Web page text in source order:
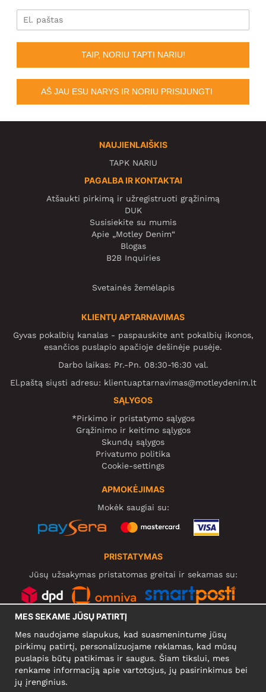
TAIP, NORIU TAPTI NARIU!
AŠ JAU ESU NARYS IR NORIU PRISIJUNGTI
NAUJIENLAIŠKIS
TAPK NARIU
PAGALBA IR KONTAKTAI
Atšaukti pirkimą ir užregistruoti grąžinimą
DUK
Susisiekite su mumis
Apie „Motley Denim“
Blogas
B2B Inquiries
Svetainės žemėlapis
KLIENTŲ APTARNAVIMAS
Gyvas pokalbių kanalas - paspauskite ant pokalbių ikonos,
esančios puslapio apačioje dešinėje pusėje.
Darbo laikas: Pr.-Pn. 08:30-16:30 val.
El.paštą siųsti adresu: klientuaptarnavimas@motleydenim.lt
SĄLYGOS
*Pirkimo ir pristatymo sąlygos
Grąžinimo ir keitimo sąlygos
Skundų sąlygos
Privatumo politika
Cookie-settings
APMOKĖJIMAS
Mokėk saugiai su:
PRISTATYMAS
Jūsų užsakymas pristatomas greitai ir sekamas su:
KOMPANIJA
MES SEKAME JŪSŲ PATIRTĮ
Mes naudojame slapukus, kad suasmenintume jūsų
pirkimų patirtį, personalizuojame reklamas, kad mūsų
puslapis būtų patikimas ir saugus. Šiam tikslui, mes
renkame informaciją apie vartotojus, jų pasirinkimus bei
jų įrenginius.